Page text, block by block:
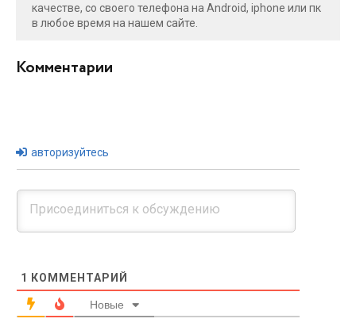
качестве, со своего телефона на Android, iphone или пк
в любое время на нашем сайте.
Комментарии
авторизуйтесь
1 КОММЕНТАРИЙ
Новые